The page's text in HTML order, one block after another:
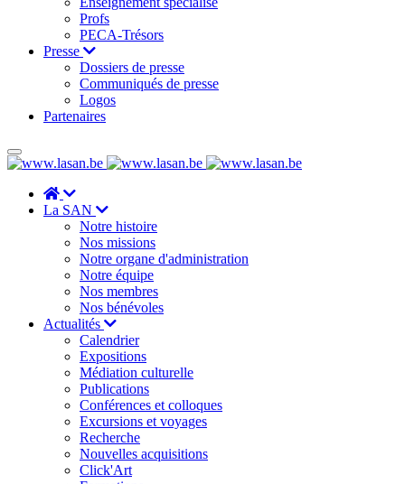
Profs
PECA-Trésors
Presse
Dossiers de presse
Communiqués de presse
Logos
Partenaires
La SAN
Notre histoire
Nos missions
Notre organe d'administration
Notre équipe
Nos membres
Nos bénévoles
Actualités
Calendrier
Expositions
Médiation culturelle
Publications
Conférences et colloques
Excursions et voyages
Recherche
Nouvelles acquisitions
Click'Art